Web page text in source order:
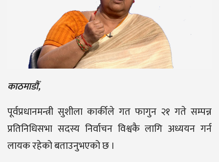
काठमाडौँ,
पूर्वप्रधानमन्त्री सुशीला कार्कीले गत फागुन २१ गते सम्पन्न
प्रतिनिधिसभा सदस्य निर्वाचन विश्वकै लागि अध्ययन गर्न
लायक रहेको बताउनुभएको छ ।